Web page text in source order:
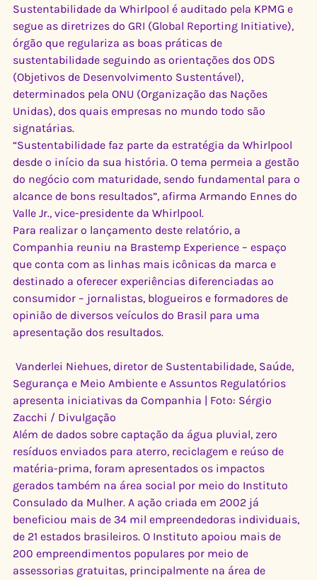
Sustentabilidade da Whirlpool é auditado pela KPMG e
segue as diretrizes do GRI (Global Reporting Initiative),
órgão que regulariza as boas práticas de
sustentabilidade seguindo as orientações dos ODS
(Objetivos de Desenvolvimento Sustentável),
determinados pela ONU (Organização das Nações
Unidas), dos quais empresas no mundo todo são
signatárias.
“Sustentabilidade faz parte da estratégia da Whirlpool
desde o início da sua história. O tema permeia a gestão
do negócio com maturidade, sendo fundamental para o
alcance de bons resultados”, afirma Armando Ennes do
Valle Jr., vice-presidente da Whirlpool.
Para realizar o lançamento deste relatório, a
Companhia reuniu na Brastemp Experience – espaço
que conta com as linhas mais icônicas da marca e
destinado a oferecer experiências diferenciadas ao
consumidor – jornalistas, blogueiros e formadores de
opinião de diversos veículos do Brasil para uma
apresentação dos resultados.
Segurança e Meio Ambiente e Assuntos Regulatórios
apresenta iniciativas da Companhia | Foto: Sérgio
Zacchi / Divulgação
Além de dados sobre captação da água pluvial, zero
resíduos enviados para aterro, reciclagem e reúso de
matéria-prima, foram apresentados os impactos
gerados também na área social por meio do Instituto
Consulado da Mulher. A ação criada em 2002 já
beneficiou mais de 34 mil empreendedoras individuais,
de 21 estados brasileiros. O Instituto apoiou mais de
200 empreendimentos populares por meio de
assessorias gratuitas, principalmente na área de